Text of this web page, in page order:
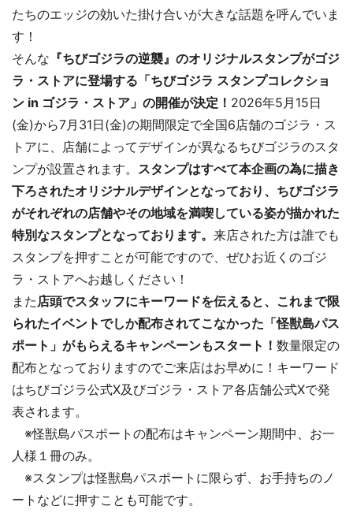
たちのエッジの効いた掛け合いが大きな話題を呼んでいま
す！
そんな 『ちびゴジラの逆襲』のオリジナルスタンプがゴジ
ラ・ストアに登場する「ちびゴジラ スタンプコレクショ
ン in ゴジラ・ストア」の開催が決定！ 2026年5月15日
(金)から7月31日(金)の期間限定で全国6店舗のゴジラ・ス
トアに、店舗によってデザインが異なるちびゴジラのスタ
ンプが設置されます。 スタンプはすべて本企画の為に描き
下ろされたオリジナルデザインとなっており、ちびゴジラ
がそれぞれの店舗やその地域を満喫している姿が描かれた
特別なスタンプとなっております。 来店された方は誰でも
スタンプを押すことが可能ですので、ぜひお近くのゴジ
ラ・ストアへお越しください！
また店頭でスタッフにキーワードを伝えると、これまで限
られたイベントでしか配布されてこなかった「怪獣島パス
ポート」がもらえるキャンペーンもスタート！ 数量限定の
配布となっておりますのでご来店はお早めに！キーワード
はちびゴジラ公式X及びゴジラ・ストア各店舗公式Xで発
表されます。
※怪獣島パスポートの配布はキャンペーン期間中、お一
人様１冊のみ。
※スタンプは怪獣島パスポートに限らず、お手持ちのノ
ートなどに押すことも可能です。